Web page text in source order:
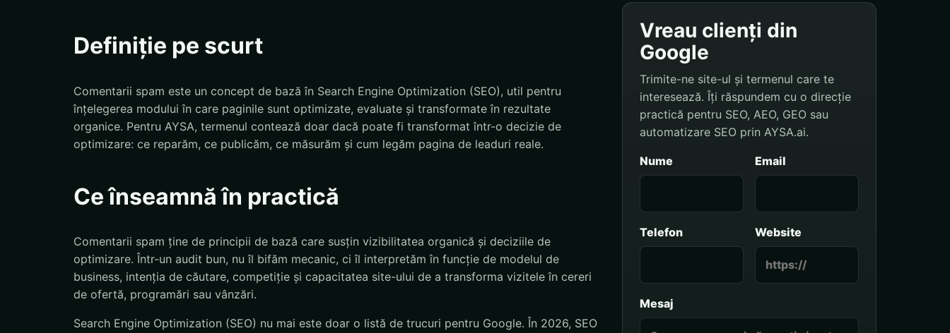
Definiție pe scurt
Comentarii spam este un concept de bază în Search Engine Optimization (SEO), util pentru
înțelegerea modului în care paginile sunt optimizate, evaluate și transformate în rezultate
organice. Pentru AYSA, termenul contează doar dacă poate fi transformat într-o decizie de
optimizare: ce reparăm, ce publicăm, ce măsurăm și cum legăm pagina de leaduri reale.
Ce înseamnă în practică
Comentarii spam ține de principii de bază care susțin vizibilitatea organică și deciziile de
optimizare. Într-un audit bun, nu îl bifăm mecanic, ci îl interpretăm în funcție de modelul de
business, intenția de căutare, competiție și capacitatea site-ului de a transforma vizitele în cereri
de ofertă, programări sau vânzări.
Search Engine Optimization (SEO) nu mai este doar o listă de trucuri pentru Google. În 2026, SEO
Vreau clienți din
Google
Trimite-ne site-ul și termenul care te
interesează. Îți răspundem cu o direcție
practică pentru SEO, AEO, GEO sau
automatizare SEO prin AYSA.ai.
Nume Email
Telefon Website
Mesaj